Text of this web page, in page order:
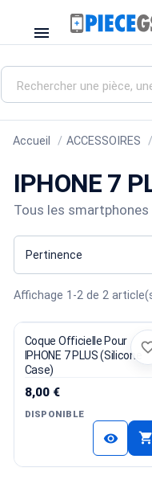
menu
Accueil ACCESSOIRES
IPHONE 7
Tous les smartphones
Pertinence
Affichage 1-2 de 2
Coque Officielle Pour
IPHONE 7 PLUS (Silicone
Case)
8,00 €
DISPONIBLE
visibility shopping_cart